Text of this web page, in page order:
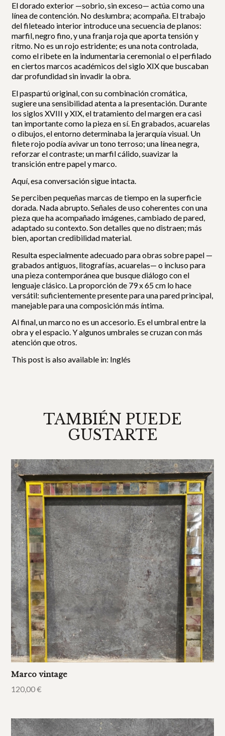
El dorado exterior —sobrio, sin exceso— actúa como una
línea de contención. No deslumbra; acompaña. El trabajo
del fileteado interior introduce una secuencia de planos:
marfil, negro fino, y una franja roja que aporta tensión y
ritmo. No es un rojo estridente; es una nota controlada,
como el ribete en la indumentaria ceremonial o el perfilado
en ciertos marcos académicos del siglo XIX que buscaban
dar profundidad sin invadir la obra.
El paspartú original, con su combinación cromática,
sugiere una sensibilidad atenta a la presentación. Durante
los siglos XVIII y XIX, el tratamiento del margen era casi
tan importante como la pieza en sí. En grabados, acuarelas
o dibujos, el entorno determinaba la jerarquía visual. Un
filete rojo podía avivar un tono terroso; una línea negra,
reforzar el contraste; un marfil cálido, suavizar la
transición entre papel y marco.
Aquí, esa conversación sigue intacta.
Se perciben pequeñas marcas de tiempo en la superficie
dorada. Nada abrupto. Señales de uso coherentes con una
pieza que ha acompañado imágenes, cambiado de pared,
adaptado su contexto. Son detalles que no distraen; más
bien, aportan credibilidad material.
Resulta especialmente adecuado para obras sobre papel —
grabados antiguos, litografías, acuarelas— o incluso para
una pieza contemporánea que busque diálogo con el
lenguaje clásico. La proporción de 79 x 65 cm lo hace
versátil: suficientemente presente para una pared principal,
manejable para una composición más íntima.
Al final, un marco no es un accesorio. Es el umbral entre la
obra y el espacio. Y algunos umbrales se cruzan con más
atención que otros.
This post is also available in: Inglés
TAMBIÉN PUEDE
GUSTARTE
Marco vintage
120,00€